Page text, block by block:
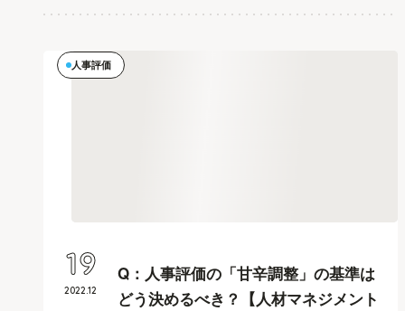
人事評価
Q：人事評価の「甘辛調整」の基準は
どう決めるべき？【人材マネジメント
2022.12
19